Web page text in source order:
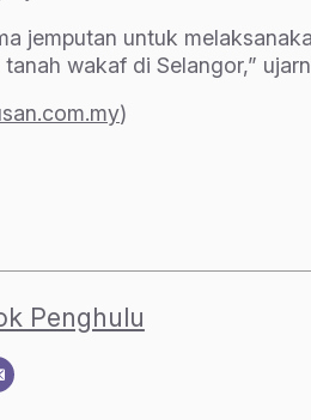
jemputan untuk
wakaf di Selangor,”
)
Penghulu